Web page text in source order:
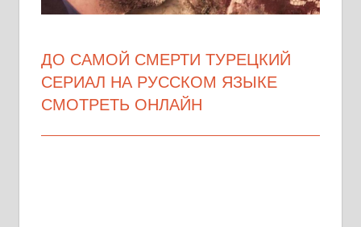
ДО САМОЙ СМЕРТИ ТУРЕЦКИЙ
СЕРИАЛ НА РУССКОМ ЯЗЫКЕ
СМОТРЕТЬ ОНЛАЙН